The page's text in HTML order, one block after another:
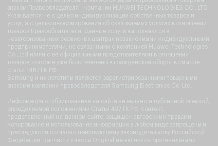
знаком Правообладателя - компании HUAWEI TECHNOLOGIES CO., LTD.
Указывается не с целью индивидуализации собственных товаров и
услуг, а с целью информирования об оказываемых услугах в отношении
товаров Правообладателя. Данные услуги выполняются в
неавторизованных сервисных центрах независимыми индивидуальными
предпринимателями, не связанными с компанией Huawei Technologies
Co., Ltd и/или с ее официальными представителями в отношении
товаров, которые уже были введены в гражданский оборот в смысле
статьи 1487 ГК РФ.
Samsung и их логотипы являются зарегистрированными товарными
знаками компании правообладателя Samsung Electronics Co. Ltd.
Информация опубликованная на сайте не является публичной офертой,
определяемой положениями Статьи 437 ГК РФ. Контент,
представленный на данном сайте, защищен авторскими правами.
Копирование и использование информации в любом виде запрещены и
преследуются согласно действующему законодательству Российской
Федерации. Запчасти класса Original не являются оригинальными